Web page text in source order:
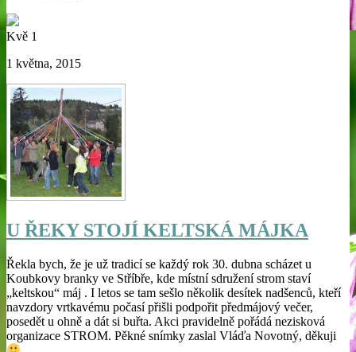
Kvě 1
1 května, 2015
U ŘEKY STOJÍ KELTSKÁ MÁJKA
Řekla bych, že je už tradicí se každý rok 30. dubna scházet u
Koubkovy branky ve Stříbře, kde místní sdružení strom staví
„keltskou“ máj . I letos se tam sešlo několik desítek nadšenců, kteří
navzdory vrtkavému počasí přišli podpořit předmájový večer,
posedět u ohně a dát si buřta. Akci pravidelně pořádá nezisková
organizace STROM. Pěkné snímky zaslal Vláďa Novotný, děkuji